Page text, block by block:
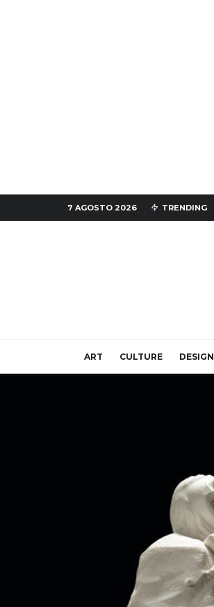
7 AGOSTO 2026 TRENDING
ART CULTURE DESIGN